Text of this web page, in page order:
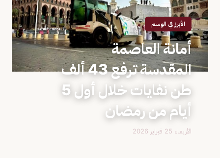
الأبرز في الوسم
أمانة العاصمة
المقدسة ترفع 43 ألف
طن نفايات خلال أول 5
أيام من رمضان
الأربعاء 25 فبراير 2026